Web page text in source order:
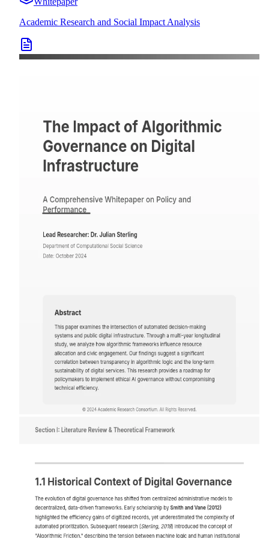
Academic Research and Social Impact Analysis